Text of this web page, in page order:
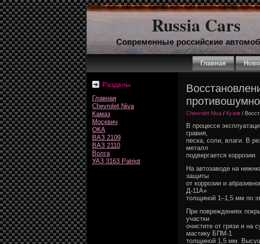
Russia Cars
Современные российские
Главная
Разделы
Главная
Chevrolet Niva
Камаз
Москвич
ОКА
ВАЗ 2109
ВАЗ 2110
Волга
УАЗ 3163 Patriot
Chevrolet Niva / Кузов /
В процессе
гравия,
песка, соли, влаги. В
металл
подвергается коррозии.
На автозаводе на
защиты
от коррозии и
Д-11А»
толщиной 1–1,5 мм по
При повреждениях
участки
очистите от грязи и на
мастику БПМ-1
толщиной 1,5 мм.